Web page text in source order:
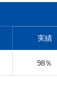
実績
98％